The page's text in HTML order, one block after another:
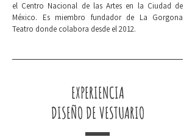
el Centro Nacional de las Artes en la Ciudad de
México. Es miembro fundador de La Gorgona
Teatro donde colabora desde el 2012.
EXPERIENCIA
DISEÑO DE VESTUARIO